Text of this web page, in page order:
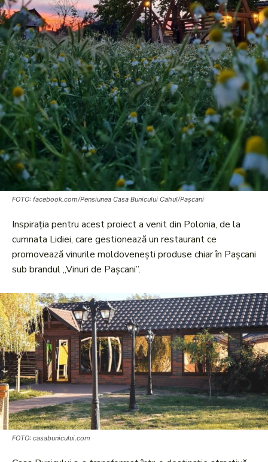
FOTO: facebook.com/Pensiunea Casa Bunicului Cahul/Pașcani
Inspirația pentru acest proiect a venit din Polonia, de la
cumnata Lidiei, care gestionează un restaurant ce
promovează vinurile moldovenești produse chiar în Pașcani
sub brandul „Vinuri de Pașcani”.
FOTO: casabunicului.com